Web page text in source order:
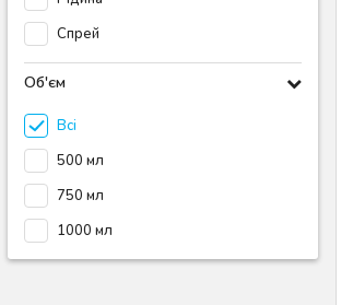
Спрей
Об'єм
Всі
500 мл
750 мл
1000 мл